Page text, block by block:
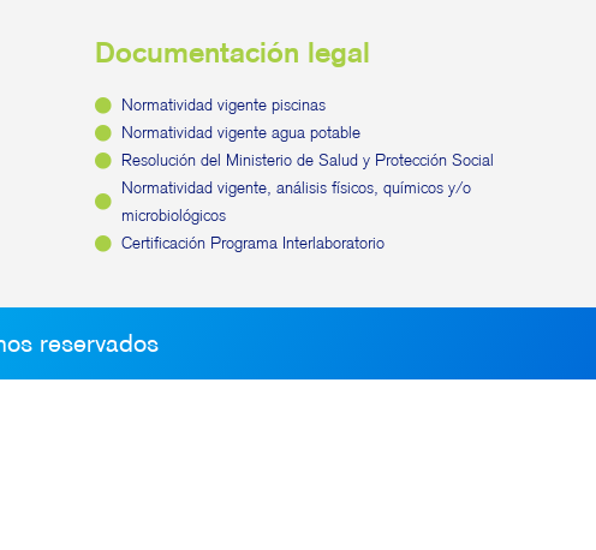
Documentación legal
Normatividad vigente piscinas
Normatividad vigente agua potable
Resolución del Ministerio de Salud y Protección Social
Normatividad vigente, análisis físicos, químicos y/o
microbiológicos
Certificación Programa Interlaboratorio
reservados